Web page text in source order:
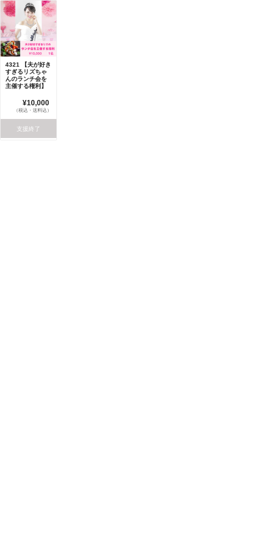
4321 【夫が好き
すぎるリズちゃ
んのランチ会を
主催する権利】
¥10,000
（税込・送料込）
支援終了